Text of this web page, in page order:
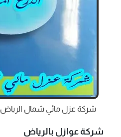
شركة عزل مائي شمال الرياض
شركة عوازل بالرياض